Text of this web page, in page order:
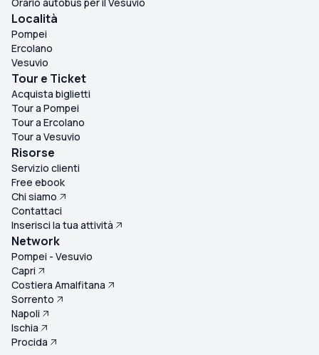
Località
Pompei
Ercolano
Vesuvio
Tour e Ticket
Acquista biglietti
Tour a Pompei
Tour a Ercolano
Tour a Vesuvio
Risorse
Servizio clienti
Free ebook
Chi siamo
Contattaci
Inserisci la tua attività
Network
Pompei - Vesuvio
Capri
Costiera Amalfitana
Sorrento
Napoli
Ischia
Procida